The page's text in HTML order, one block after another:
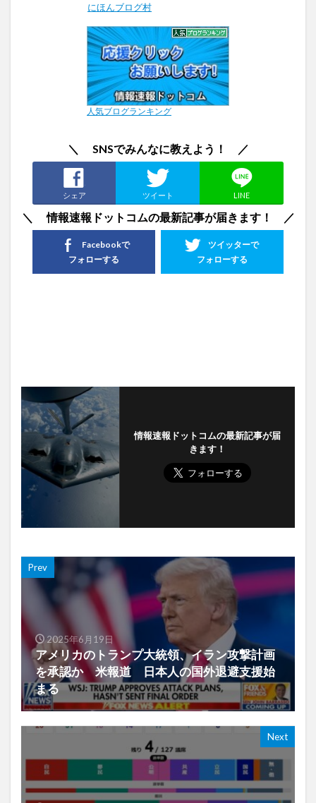
にほんブログ村
人気ブログランキング
＼ SNSでみんなに教えよう！ ／
シェア ツイート LINE
＼ 情報速報ドットコムの最新記事が届きます！ ／
ツイッターで
フォローする
Facebookで
フォローする
情報速報ドットコムの最新記事が届
きます！
Prev
2025年6月19日
アメリカのトランプ大統領、イラン攻撃計画
を承認か 米報道 日本人の国外退避支援始
まる
Next